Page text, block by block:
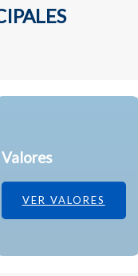
Valores
VER VALORES